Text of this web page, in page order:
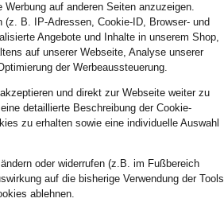
auf anderen Seiten anzuzeigen.
(z. B. IP-Adressen, Cookie-ID, Browser- und
Angebote und Inhalte in unserem Shop,
auf unserer Webseite, Analyse unserer
der Werbeaussteuerung.
und direkt zur Webseite weiter zu
detaillierte Beschreibung der Cookie-
zu erhalten sowie eine individuelle Auswahl
oder widerrufen (z.B. im Fußbereich
auf die bisherige Verwendung der Tools
ablehnen.